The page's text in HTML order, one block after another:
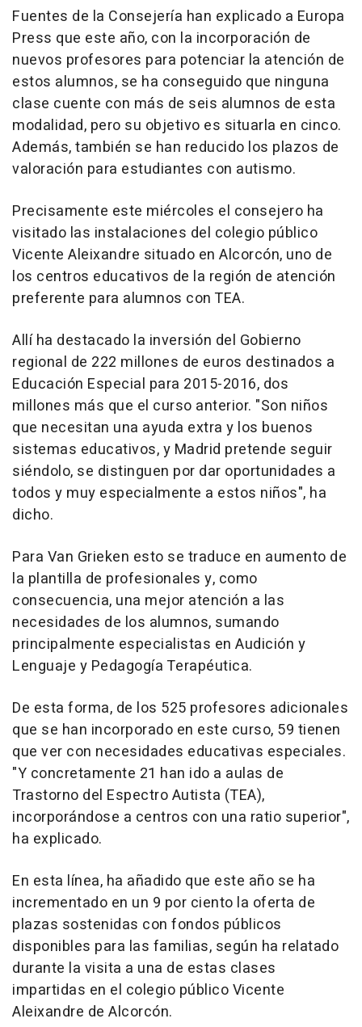
Fuentes de la Consejería han explicado a Europa
Press que este año, con la incorporación de
nuevos profesores para potenciar la atención de
estos alumnos, se ha conseguido que ninguna
clase cuente con más de seis alumnos de esta
modalidad, pero su objetivo es situarla en cinco.
Además, también se han reducido los plazos de
valoración para estudiantes con autismo.
Precisamente este miércoles el consejero ha
visitado las instalaciones del colegio público
Vicente Aleixandre situado en Alcorcón, uno de
los centros educativos de la región de atención
preferente para alumnos con TEA.
Allí ha destacado la inversión del Gobierno
regional de 222 millones de euros destinados a
Educación Especial para 2015-2016, dos
millones más que el curso anterior. "Son niños
que necesitan una ayuda extra y los buenos
sistemas educativos, y Madrid pretende seguir
siéndolo, se distinguen por dar oportunidades a
todos y muy especialmente a estos niños", ha
dicho.
Para Van Grieken esto se traduce en aumento de
la plantilla de profesionales y, como
consecuencia, una mejor atención a las
necesidades de los alumnos, sumando
principalmente especialistas en Audición y
Lenguaje y Pedagogía Terapéutica.
De esta forma, de los 525 profesores adicionales
que se han incorporado en este curso, 59 tienen
que ver con necesidades educativas especiales.
"Y concretamente 21 han ido a aulas de
Trastorno del Espectro Autista (TEA),
incorporándose a centros con una ratio superior",
ha explicado.
En esta línea, ha añadido que este año se ha
incrementado en un 9 por ciento la oferta de
plazas sostenidas con fondos públicos
disponibles para las familias, según ha relatado
durante la visita a una de estas clases
impartidas en el colegio público Vicente
Aleixandre de Alcorcón.